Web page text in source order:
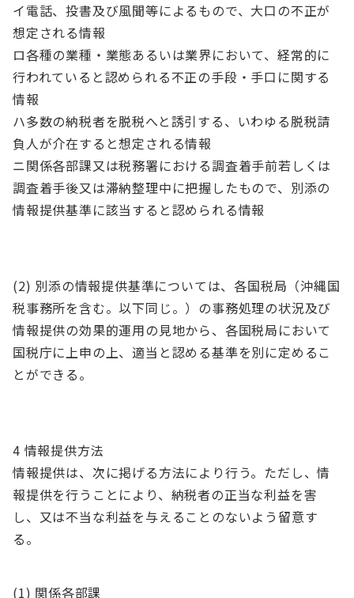
イ電話、投書及び風聞等によるもので、大口の不正が
想定される情報
ロ各種の業種・業態あるいは業界において、経常的に
行われていると認められる不正の手段・手口に関する
情報
ハ多数の納税者を脱税へと誘引する、いわゆる脱税請
負人が介在すると想定される情報
ニ関係各部課又は税務署における調査着手前若しくは
調査着手後又は滞納整理中に把握したもので、別添の
情報提供基準に該当すると認められる情報
(2) 別添の情報提供基準については、各国税局（沖縄国
税事務所を含む。以下同じ。）の事務処理の状況及び
情報提供の効果的運用の見地から、各国税局において
国税庁に上申の上、適当と認める基準を別に定めるこ
とができる。
4 情報提供方法
情報提供は、次に掲げる方法により行う。ただし、情
報提供を行うことにより、納税者の正当な利益を害
し、又は不当な利益を与えることのないよう留意す
る。
(1) 関係各部課